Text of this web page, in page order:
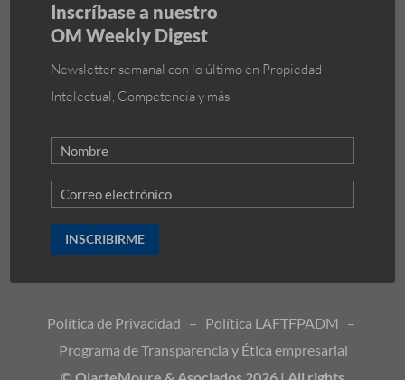
Inscríbase a nuestro
OM Weekly Digest
Newsletter semanal con lo último en Propiedad
Intelectual, Competencia y más
INSCRIBIRME
Política de Privacidad – Política LAFTFPADM –
Programa de Transparencia y Ética empresarial